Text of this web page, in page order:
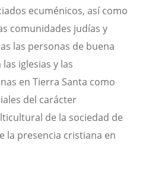
ecuménicos, así como
comunidades judías y
las personas de buena
iglesias y las
en Tierra Santa como
del carácter
de la sociedad de
la presencia cristiana en